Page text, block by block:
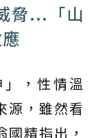
脅...「山
，性情溫
源，雖然看
精指出，